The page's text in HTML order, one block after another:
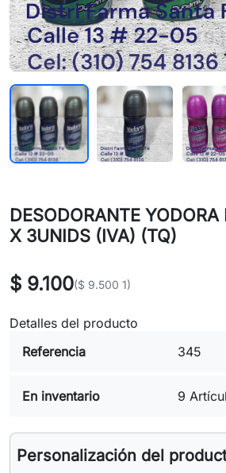
DESODORANTE
X 3UNIDS (IVA) (TQ)
$ 9.100($ 9.500 1)
Detalles del producto
Referencia
345
En inventario 9
Personalización del